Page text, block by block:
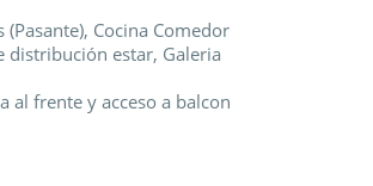
Cocina Comedor
estar, Galeria
al frente y acceso a balcon